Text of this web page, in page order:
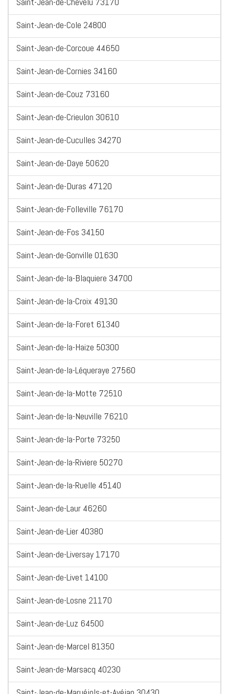
Saint-Jean-de-Cole 24800
Saint-Jean-de-Corcoue 44650
Saint-Jean-de-Cornies 34160
Saint-Jean-de-Couz 73160
Saint-Jean-de-Crieulon 30610
Saint-Jean-de-Cuculles 34270
Saint-Jean-de-Daye 50620
Saint-Jean-de-Duras 47120
Saint-Jean-de-Folleville 76170
Saint-Jean-de-Fos 34150
Saint-Jean-de-Gonville 01630
Saint-Jean-de-la-Blaquiere 34700
Saint-Jean-de-la-Croix 49130
Saint-Jean-de-la-Foret 61340
Saint-Jean-de-la-Haize 50300
Saint-Jean-de-la-Léqueraye 27560
Saint-Jean-de-la-Motte 72510
Saint-Jean-de-la-Neuville 76210
Saint-Jean-de-la-Porte 73250
Saint-Jean-de-la-Riviere 50270
Saint-Jean-de-la-Ruelle 45140
Saint-Jean-de-Laur 46260
Saint-Jean-de-Lier 40380
Saint-Jean-de-Liversay 17170
Saint-Jean-de-Livet 14100
Saint-Jean-de-Losne 21170
Saint-Jean-de-Luz 64500
Saint-Jean-de-Marcel 81350
Saint-Jean-de-Marsacq 40230